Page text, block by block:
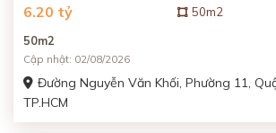
6.20 tỷ
50m2
50m2
Cập nhật: 02/08/2026
Đường Nguyễn Văn Khối, Phường 11,
TP.HCM